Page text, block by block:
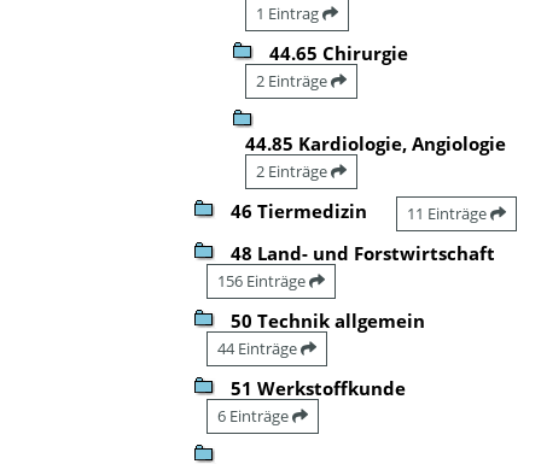
1 Eintrag
44.65 Chirurgie
2 Einträge
44.85 Kardiologie, Angiologie
2 Einträge
46 Tiermedizin 11 Einträge
48 Land- und Forstwirtschaft
156 Einträge
50 Technik allgemein
44 Einträge
51 Werkstoffkunde
6 Einträge